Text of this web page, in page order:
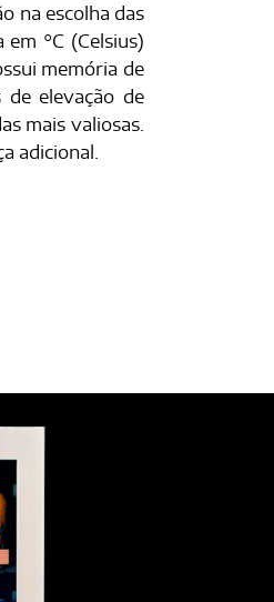
na escolha das
°C (Celsius)
memória de
de elevação de
mais valiosas.
adicional.